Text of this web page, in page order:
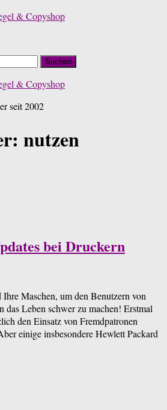
& Copyshop
& Copyshop
seit 2002
nutzen
bei Druckern
Maschen, um den Benutzern von
das Leben schwer zu machen! Erstmal
den Einsatz von Fremdpatronen
einige insbesondere Hewlett Packard